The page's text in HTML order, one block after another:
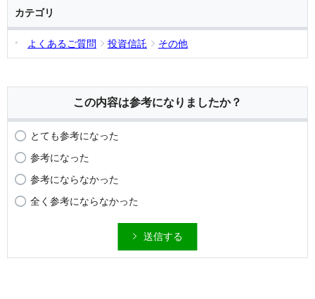
カテゴリ
よくあるご質問 投資信託 その他
この内容は参考になりましたか？
とても参考になった
参考になった
参考にならなかった
全く参考にならなかった
送信する